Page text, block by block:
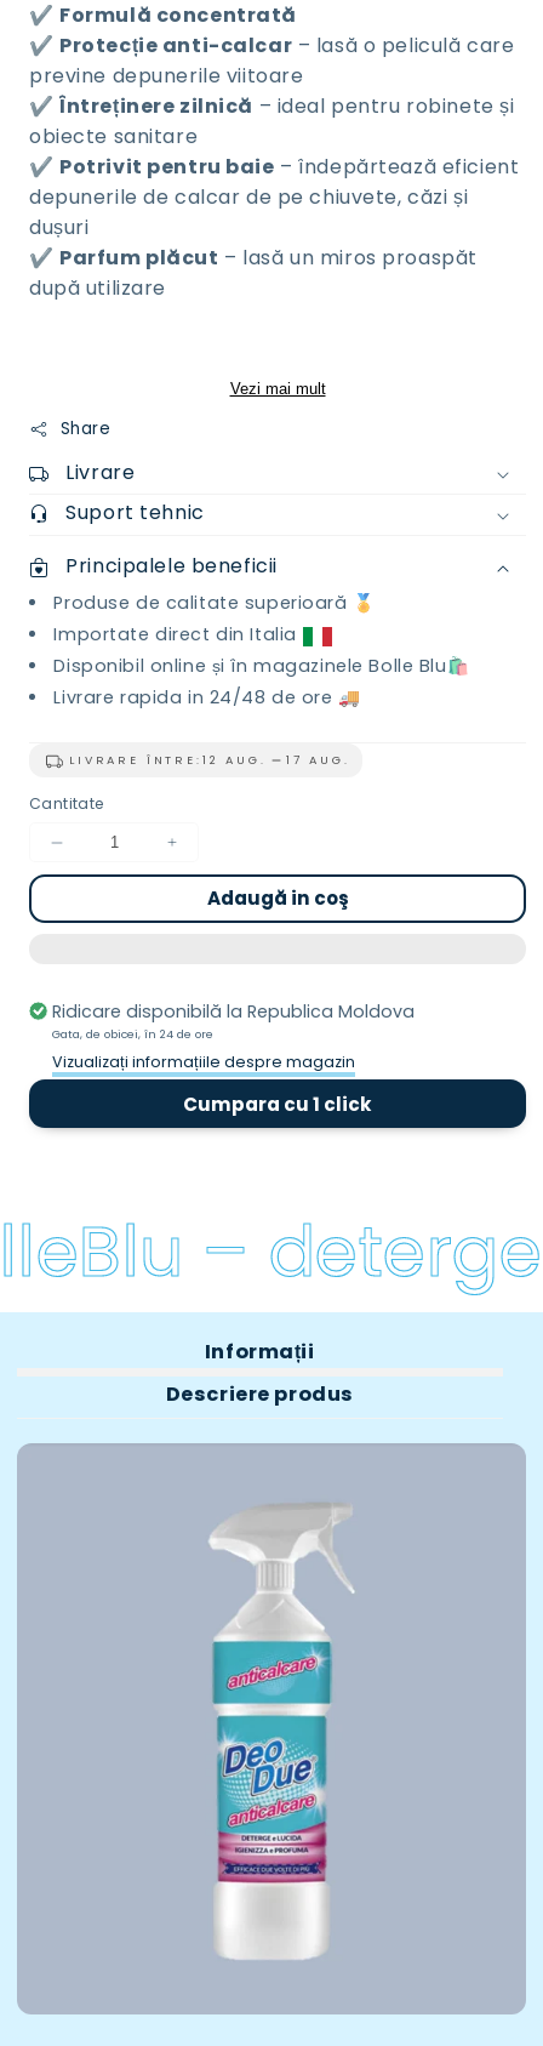
✔️ Formulă concentrată
✔️ Protecție anti-calcar – lasă o peliculă care
previne depunerile viitoare
✔️ Întreținere zilnică – ideal pentru robinete și
obiecte sanitare
✔️ Potrivit pentru baie – îndepărtează eficient
depunerile de calcar de pe chiuvete, căzi și
dușuri
✔️ Parfum plăcut – lasă un miros proaspăt
după utilizare
Vezi mai mult
Share
Livrare
Suport tehnic
Principalele beneficii
Produse de calitate superioară 🏅
Importate direct din Italia
Disponibil online și în magazinele Bolle Blu🛍️
Livrare rapida in 24/48 de ore 🚚
LIVRARE ÎNTRE:12 AUG. 17 AUG.
Cantitate
Reduceți
cantitatea
Detergent
750
Creșteți
cantitatea
pentru
Detergent
750
Adaugă in coş
Ridicare disponibilă laRepublica Moldova
Gata, de obicei, în 24 de ore
Vizualizați informațiile despre magazin
Cumpara cu 1 click
–
Informații
Descriere produs